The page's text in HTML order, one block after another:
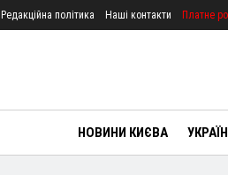
Редакційна політика Наші контакти Платне
НОВИНИ КИЄВА